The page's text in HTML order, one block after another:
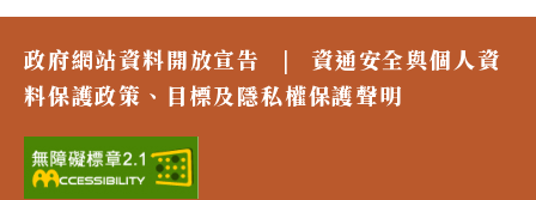
政府網站資料開放宣告 |
資通安全與個人資
料保護政策、目標及隱私權保護聲明